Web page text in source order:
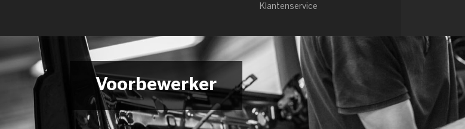
Klantenservice
Voorbewerker